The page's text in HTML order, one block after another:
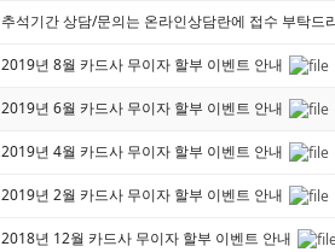
추석기간 상담/문의는 온라인상담란에 접수 부탁드
2019년 8월 카드사 무이자 할부 이벤트 안내
2019년 6월 카드사 무이자 할부 이벤트 안내
2019년 4월 카드사 무이자 할부 이벤트 안내
2019년 2월 카드사 무이자 할부 이벤트 안내
2018년 12월 카드사 무이자 할부 이벤트 안내